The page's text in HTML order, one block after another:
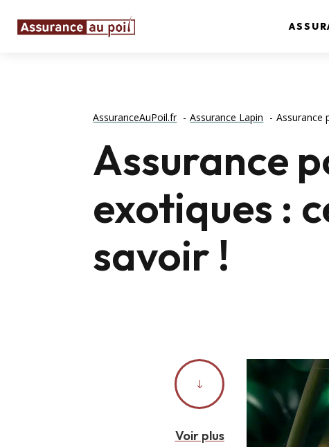
AssuranceAuPoil.fr Assurance Lapin Assurance
Assurance
exotiques :
savoir !
"
Voir plus